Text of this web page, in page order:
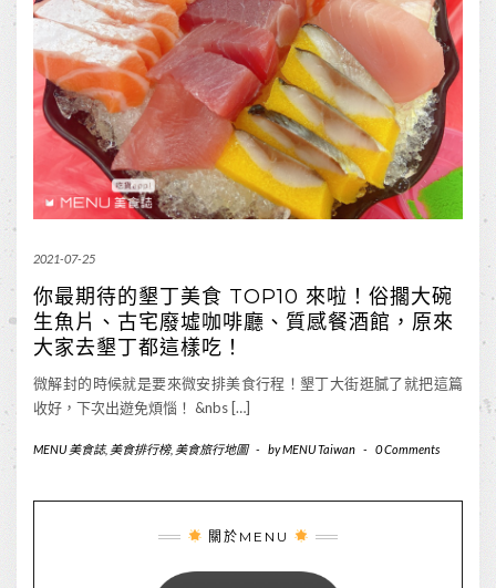
2021-07-25
你最期待的墾丁美食 TOP10 來啦！俗擱大碗
生魚片、古宅廢墟咖啡廳、質感餐酒館，原來
大家去墾丁都這樣吃！
微解封的時候就是要來微安排美食行程！墾丁大街逛膩了就把這篇
收好，下次出遊免煩惱！ &nbs […]
MENU 美食誌, 美食排行榜, 美食旅行地圖 - byMENU Taiwan - 0 Comments
關於MENU